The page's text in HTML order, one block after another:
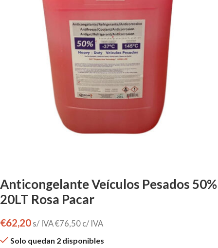
Anticongelante Veículos Pesados 50%
20LT Rosa Pacar
€62,20 s/ IVA€76,50 c/ IVA
Solo quedan 2 disponibles